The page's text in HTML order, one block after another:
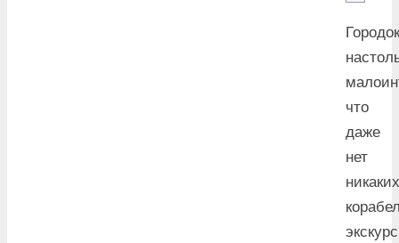
Городок
что
даже
нет
никаких